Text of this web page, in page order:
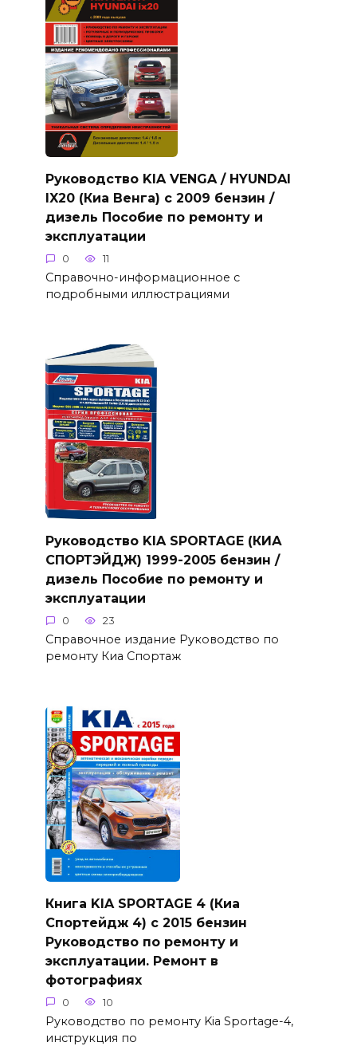
Руководство KIA VENGA / HYUNDAI
IX20 (Киа Венга) с 2009 бензин /
дизель Пособие по ремонту и
эксплуатации
0 11
Справочно-информационное с
подробными иллюстрациями
Руководство KIA SPORTAGE (КИА
СПОРТЭЙДЖ) 1999-2005 бензин /
дизель Пособие по ремонту и
эксплуатации
0 23
Справочное издание Руководство по
ремонту Киа Спортаж
Книга KIA SPORTAGE 4 (Киа
Спортейдж 4) с 2015 бензин
Руководство по ремонту и
эксплуатации. Ремонт в
фотографиях
0 10
Руководство по ремонту Kia Sportage-4,
инструкция по